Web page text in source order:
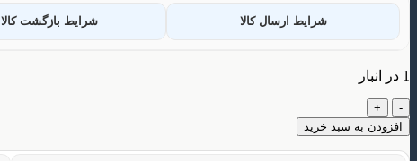
شرایط ارسال کالا شرایط بازگشت کالا
1 در انبار
عینک
طبی
مردانه
افزودن به سبد خرید